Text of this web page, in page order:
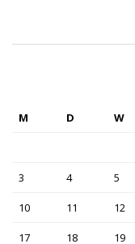
M
D W
3 4 5
10 11 12
17 18 19